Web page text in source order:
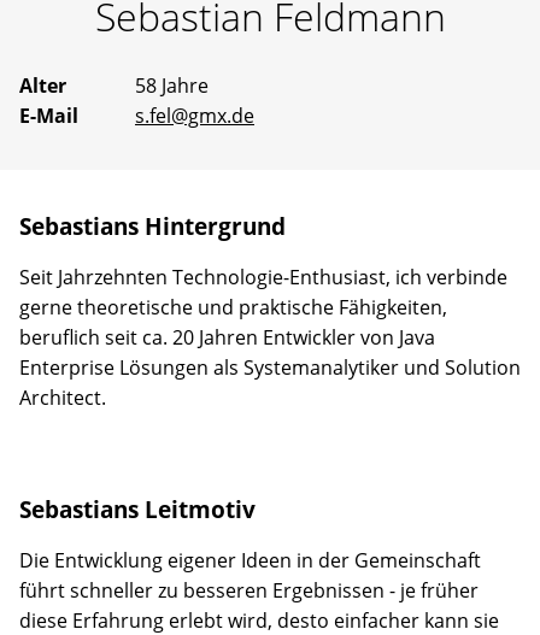
Erfahrene
Mentoren
bereit,
um
gemeinsam
oder
vorgeschlagene
Wirklichkeit
werden
zu
lassen.
Sebastian Feldmann
Alter
58 Jahre
E-Mail
s.fel@gmx.de
Sebastians Hintergrund
Seit Jahrzehnten Technologie-Enthusiast, ich verbinde
gerne theoretische und praktische Fähigkeiten,
beruflich seit ca. 20 Jahren Entwickler von Java
Enterprise Lösungen als Systemanalytiker und Solution
Architect.
Sebastians Leitmotiv
Die Entwicklung eigener Ideen in der Gemeinschaft
führt schneller zu besseren Ergebnissen - je früher
diese Erfahrung erlebt wird, desto einfacher kann sie